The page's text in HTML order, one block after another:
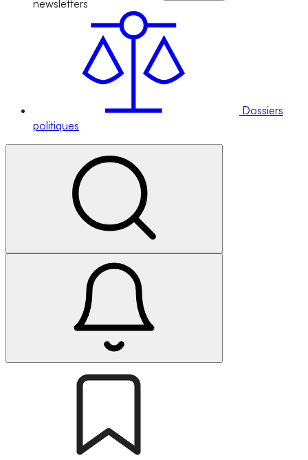
newsletters
Dossiers
politiques